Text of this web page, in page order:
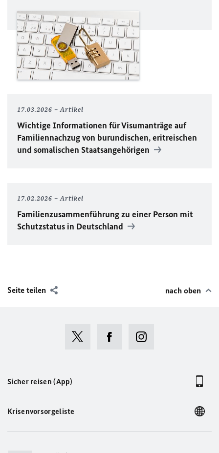
17.03.2026 Artikel
Wichtige Informationen für Visumanträge auf
Familiennachzug von burundischen, eritreischen
und somalischen Staatsangehörigen
17.02.2026 Artikel
Familienzusammenführung zu einer Person mit
Schutzstatus in Deutschland
Seite teilen nach oben
Sicher reisen (App)
Krisenvorsorgeliste